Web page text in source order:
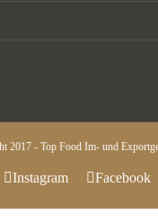
2017 - Top Food Im- und
Instagram Facebook